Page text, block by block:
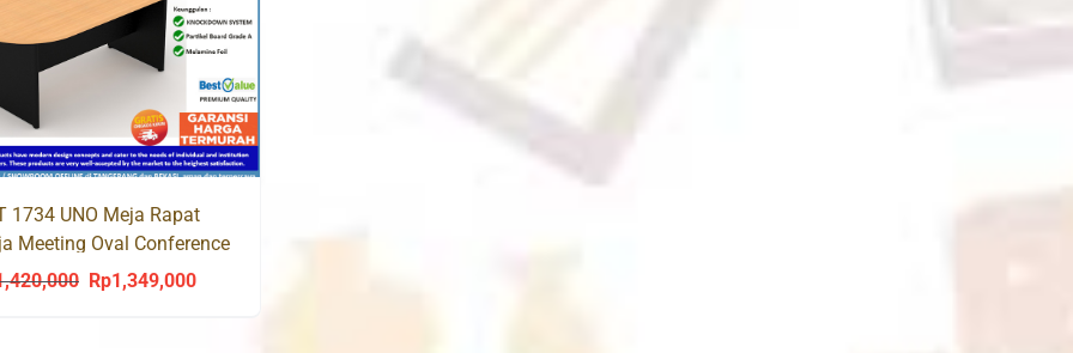
1734 UNO Meja Rapat
Meeting Oval Conference
Original
Rp1,349,000Current